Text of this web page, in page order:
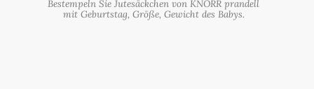
Bestempeln Sie Jutesäckchen von KNORR prandell
mit Geburtstag, Größe, Gewicht des Babys.